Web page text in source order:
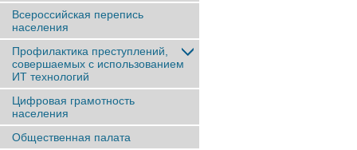
Всероссийская перепись
населения
Профилактика преступлений,
совершаемых с использованием
ИТ технологий
Цифровая грамотность
населения
Общественная палата